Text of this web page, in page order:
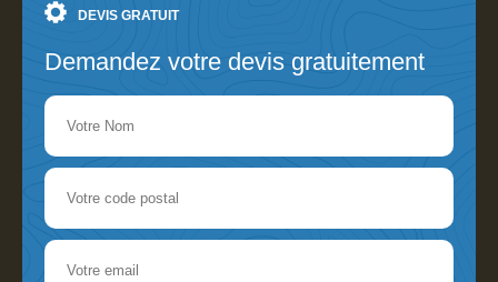
DEVIS GRATUIT
Demandez votre devis gratuitement